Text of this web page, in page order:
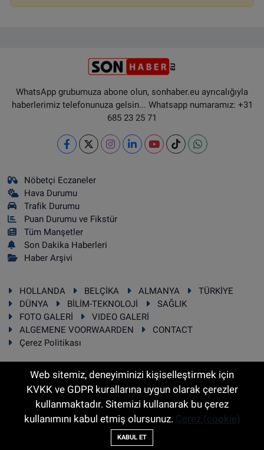
WhatsApp grubumuza abone olun, sonhaber.eu ayrıcalığıyla
haberlerimiz telefonunuza gelsin... Whatsapp numaramız: +31
685 23 25 71
Nöbetçi Eczaneler
Hava Durumu
Trafik Durumu
Puan Durumu ve Fikstür
Tüm Manşetler
Son Dakika Haberleri
Haber Arşivi
HOLLANDA BELÇİKA ALMANYA
TÜRKİYE
DÜNYA
BİLİM-TEKNOLOJİ
SAĞLIK
FOTO GALERİ
VIDEO GALERİ
ALGEMENE VOORWAARDEN
CONTACT
Çerez Politikası
RSS Copyright © 2025 Sonhaber.eu Her hakkı saklıdır.
Haber Yazılımı:TE Bilişim
Web sitemiz, deneyiminizi kişiselleştirmek için
KVKK ve GDPR kurallarına uygun olarak çerezler
kullanmaktadır. Sitemizi kullanarak bu çerez
kullanımını kabul etmiş olursunuz. Çerez (cookie)
KABUL ET